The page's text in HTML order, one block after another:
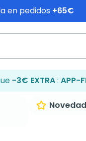
en pedidos +65€
-3€ EXTRA: APP-